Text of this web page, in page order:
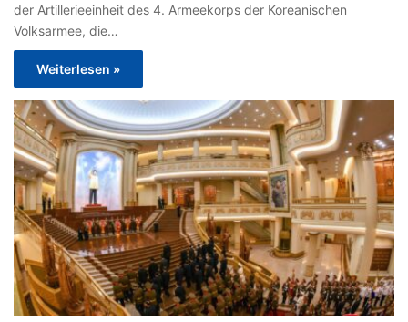
der Artillerieeinheit des 4. Armeekorps der Koreanischen
Volksarmee, die…
Weiterlesen »